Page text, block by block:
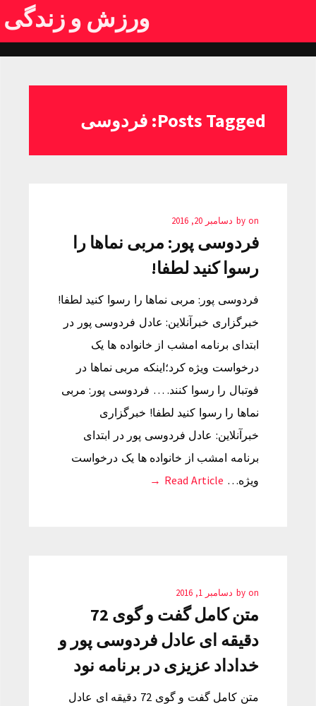
ورزش و زندگی
Posts Tagged: فردوسی
by on دسامبر 20, 2016
فردوسی پور: مربی نماها را
رسوا کنید لطفا!
فردوسی پور: مربی نماها را رسوا کنید لطفا!
خبرگزاری خبرآنلاین: عادل فردوسی پور در
ابتدای برنامه امشب از خانواده ها یک
درخواست ویژه کرد؛اینکه مربی نماها در
فوتبال را رسوا کنند. … فردوسی پور: مربی
نماها را رسوا کنید لطفا! خبرگزاری
خبرآنلاین: عادل فردوسی پور در ابتدای
برنامه امشب از خانواده ها یک درخواست
ویژه… Read Article →
by on دسامبر 1, 2016
متن کامل گفت و گوی 72
دقیقه ای عادل فردوسی پور و
خداداد عزیزی در برنامه نود
متن کامل گفت و گوی 72 دقیقه ای عادل